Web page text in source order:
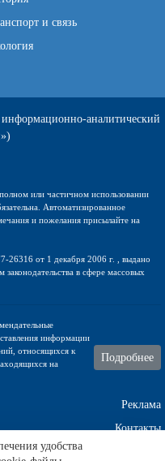
и связь
аналитический
или частичном использовании
Автоматизированное
и пожелания присылайте на
от 1 декабря 2006 г. , выдано
в сфере массовых
информации
относящихся к
на
Подробнее
Реклама
Контакты
удобства